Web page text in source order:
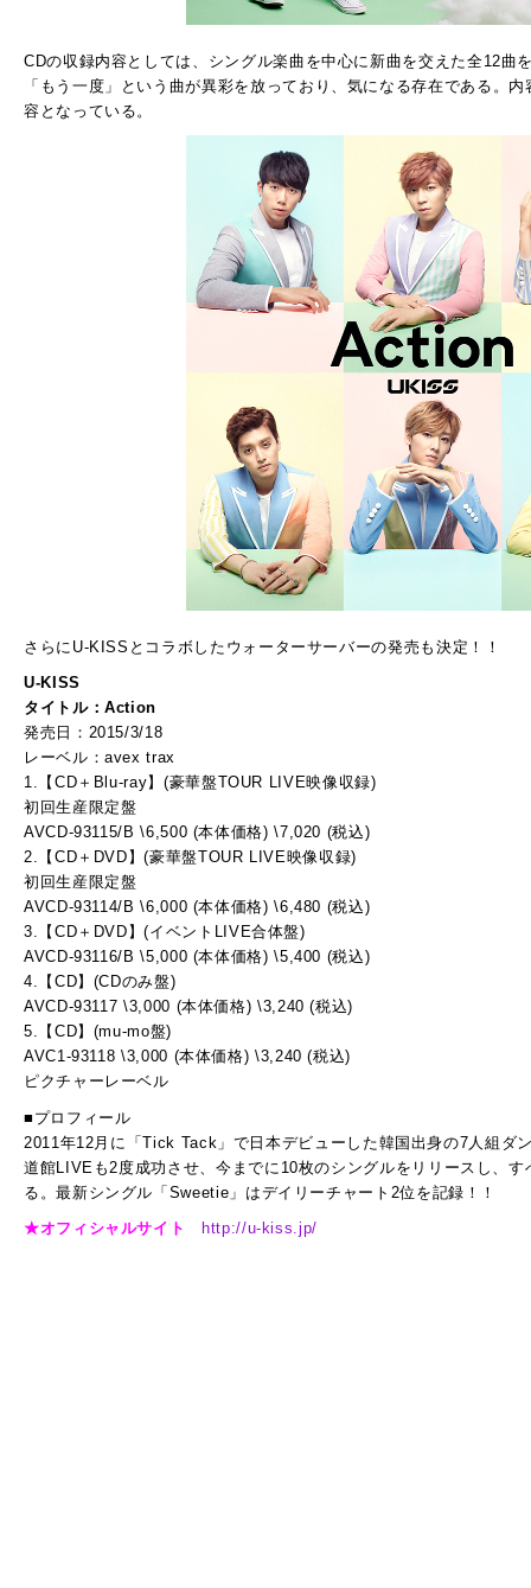
CDの収録内容としては、シングル楽曲を中心に新曲を交えた全12曲
「もう一度」という曲が異彩を放っており、気になる存在である。
容となっている。
さらにU-KISSとコラボしたウォーターサーバーの発売も決定！！
U-KISS
タイトル：Action
発売日：2015/3/18
レーベル：avex trax
1.【CD＋Blu-ray】(豪華盤TOUR LIVE映像収録)
初回生産限定盤
AVCD-93115/B \6,500 (本体価格) \7,020 (税込)
2.【CD＋DVD】(豪華盤TOUR LIVE映像収録)
初回生産限定盤
AVCD-93114/B \6,000 (本体価格) \6,480 (税込)
3.【CD＋DVD】(イベントLIVE合体盤)
AVCD-93116/B \5,000 (本体価格) \5,400 (税込)
4.【CD】(CDのみ盤)
AVCD-93117 \3,000 (本体価格) \3,240 (税込)
5.【CD】(mu-mo盤)
AVC1-93118 \3,000 (本体価格) \3,240 (税込)
ピクチャーレーベル
■プロフィール
2011年12月に「Tick Tack」で日本デビューした韓国出身の7人組ダ
道館LIVEも2度成功させ、今までに10枚のシングルをリリースし、
る。最新シングル「Sweetie」はデイリーチャート2位を記録！！
★オフィシャルサイト http://u-kiss.jp/